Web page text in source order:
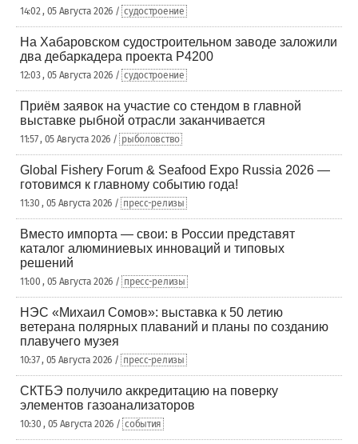
14:02 , 05 Августа 2026 / судостроение
На Хабаровском судостроительном заводе заложили
два дебаркадера проекта Р4200
12:03 , 05 Августа 2026 / судостроение
Приём заявок на участие со стендом в главной
выставке рыбной отрасли заканчивается
11:57 , 05 Августа 2026 / рыболовство
Global Fishery Forum & Seafood Expo Russia 2026 —
готовимся к главному событию года!
11:30 , 05 Августа 2026 / пресс-релизы
Вместо импорта — свои: в России представят
каталог алюминиевых инноваций и типовых
решений
11:00 , 05 Августа 2026 / пресс-релизы
НЭС «Михаил Сомов»: выставка к 50 летию
ветерана полярных плаваний и планы по созданию
плавучего музея
10:37 , 05 Августа 2026 / пресс-релизы
СКТБЭ получило аккредитацию на поверку
элементов газоанализаторов
10:30 , 05 Августа 2026 / события